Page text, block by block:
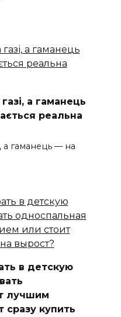
а гаманець
реальна
а гаманець — на
в детскую
лучшим
купить